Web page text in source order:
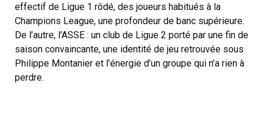
effectif de Ligue 1 rôdé, des joueurs habitués à la
Champions League, une profondeur de banc supérieure.
De l’autre, l’ASSE : un club de Ligue 2 porté par une fin de
saison convaincante, une identité de jeu retrouvée sous
Philippe Montanier et l’énergie d’un groupe qui n’a rien à
perdre.